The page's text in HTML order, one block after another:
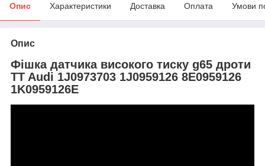
Опис Характеристики Доставка Оплата Умови
Опис
Фішка датчика високого тиску g65 дроти
TT Audi 1J0973703 1J0959126 8E0959126
1K0959126E